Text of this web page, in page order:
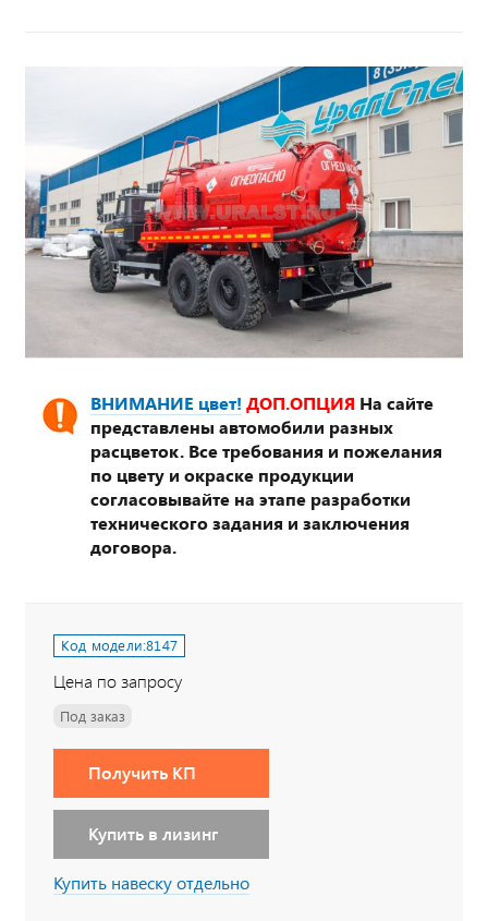
ВНИМАНИЕ цвет! ДОП.ОПЦИЯ На сайте
представлены автомобили разных
расцветок. Все требования и пожелания
по цвету и окраске продукции
согласовывайте на этапе разработки
технического задания и заключения
договора.
Код модели:8147
Цена по запросу
Под заказ
Получить КП
Купить в лизинг
Купить навеску отдельно